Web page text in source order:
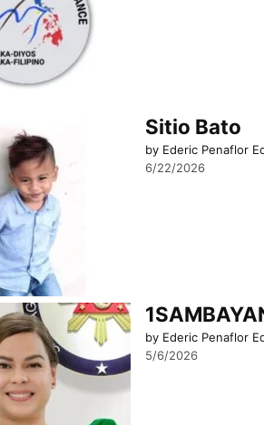
Sitio Bato
by Ederic Penaflor
6/22/2026
by Ederic Penaflor
5/6/2026